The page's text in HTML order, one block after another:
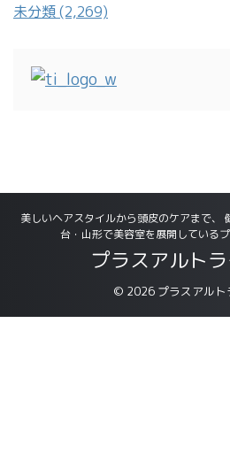
未分類 (2,269)
美しいヘアスタイルから頭皮のケアまで、
台・山形で美容室を展開している
プラスアルト
© 2026 プラスアルト